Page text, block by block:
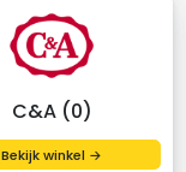
C&A (0)
Bekijk winkel →